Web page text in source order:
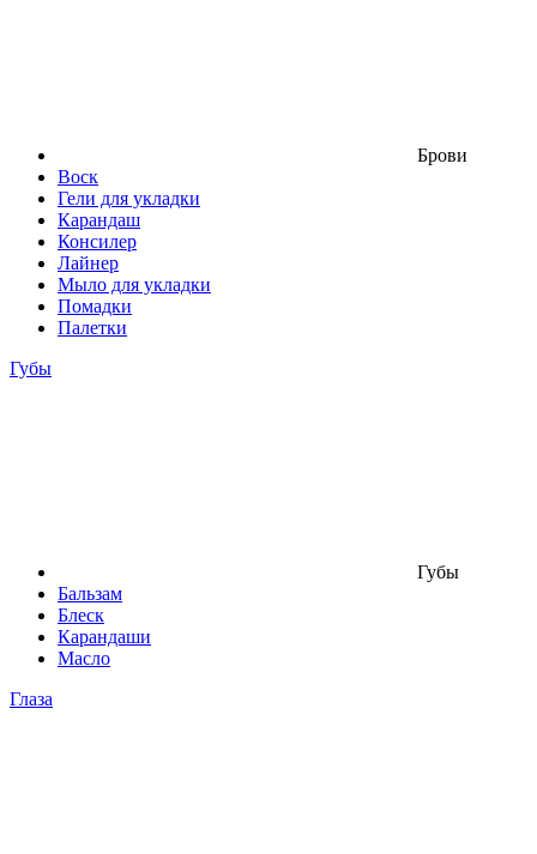
Брови
Воск
Гели для укладки
Карандаш
Консилер
Лайнер
Мыло для укладки
Помадки
Палетки
Губы
Губы
Бальзам
Блеск
Карандаши
Масло
Глаза